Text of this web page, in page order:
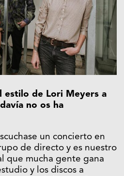
estilo de Lori Meyers a
no os ha
un concierto en
de directo y es nuestro
que mucha gente gana
y los discos a